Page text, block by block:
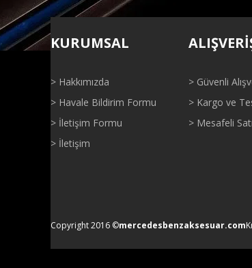
Bu ürünün fiyat bilgisi, resim, ürün
Görüş ve önerileriniz için teşekkür ederiz.
Ürün resmi kalitesiz, bozuk veya
Ürün fiyatı diğer sitelerden daha pahalı.
KURUMSAL
> Hakkımızda
> Havale Bildirim Formu
> İletişim Formu
> İletişim
> Güvenli
> Kargo ve
> Mesafeli
Copyright 2016 ©mercedesbenzaksesuar.com